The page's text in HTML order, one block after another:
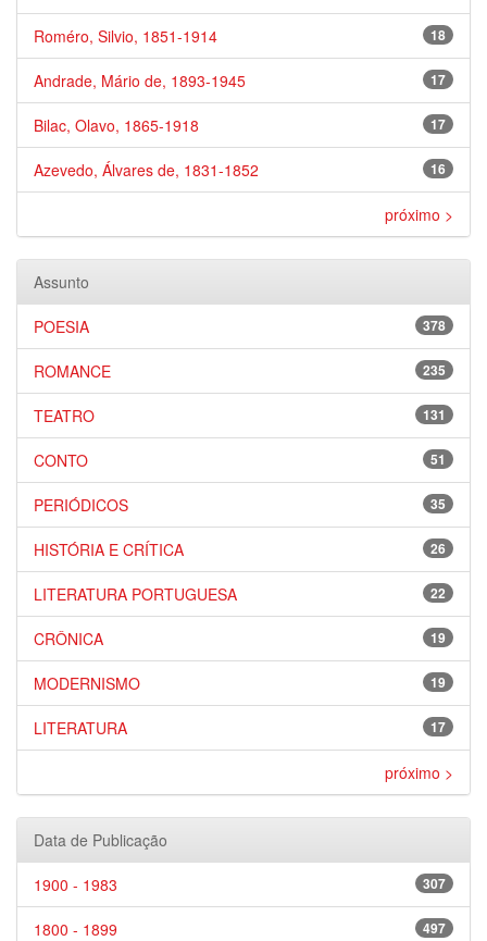
18
Roméro, Silvio, 1851-1914
17
Andrade, Mário de, 1893-1945
17
Bilac, Olavo, 1865-1918
16
Azevedo, Álvares de, 1831-1852
próximo >
Assunto
378
POESIA
235
ROMANCE
131
TEATRO
51
CONTO
35
PERIÓDICOS
26
HISTÓRIA E CRÍTICA
22
LITERATURA PORTUGUESA
19
CRÔNICA
19
MODERNISMO
17
LITERATURA
próximo >
Data de Publicação
307
1900 - 1983
497
1800 - 1899